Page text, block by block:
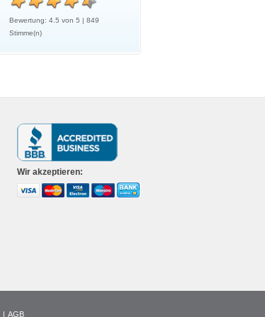
Bewertung: 4.5 von 5 | 849
Stimme(n)
Wir akzeptieren:
| AGB